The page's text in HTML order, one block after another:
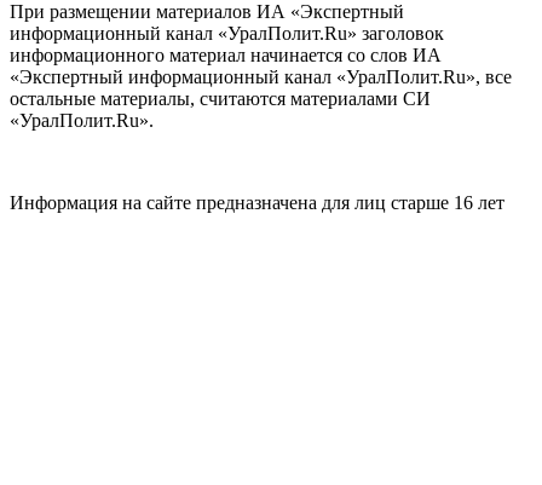
При размещении материалов ИА «Экспертный
информационный канал «УралПолит.Ru» заголовок
информационного материал начинается со слов ИА
«Экспертный информационный канал «УралПолит.Ru», все
остальные материалы, считаются материалами СИ
«УралПолит.Ru».
Информация на сайте предназначена для лиц старше 16 лет